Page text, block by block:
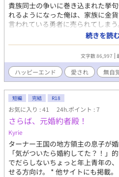
貴族同士の争いに巻き込まれた挙
れるようになった俺は、家族に金
言われている勇者に売られてしま
売られた奴らがいて、毎日、奴隷
んな、要領の悪い俺を、何かと助
た男は、ある日、俺が役に立たな
になれと言って、他の貴族に売り
は、仲間を連れて逃亡することを
た俺は、仲間たちを逃がすことに
敗し、領主の城の会議室に飛び込
が集まって重要な会議中。そんな
は、修復中だった魔法の道具まで
酷と名高い男に牢に放り込まれた
に侵入してきた俺に敵意を向ける
ことをあっさり信じて、その上、婚
るんだ？ 訳がわからない。 断固
いていないし、ついには城の後継
う。 冗談じゃない。俺は、貴族が
続きを読
文字数 86,997
ハッピーエンド 愛され 無自
短編 完結 R18
お気に入り : 41 24h.ポイント : 7
さらば、元婚約者殿！
Kyrie
ターナー王国の地方領主の息子が
「気がついたら婚約してた？！」
でだらしないちょっと年上青年の
せる方向け。 * 他サイトにも掲載。